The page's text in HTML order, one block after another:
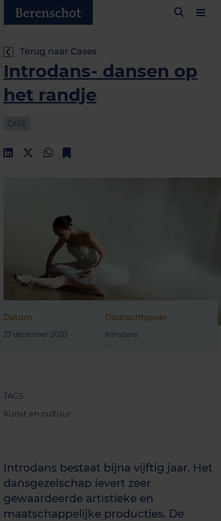
Terug naar Cases
Introdans- dansen op
het randje
CASE
Datum
27 december 2020
Opdrachtgever
Introdans
TAGS
Kunst en cultuur
Introdans bestaat bijna vijftig jaar. Het
dansgezelschap levert zeer
gewaardeerde artistieke en
maatschappelijke producties. De